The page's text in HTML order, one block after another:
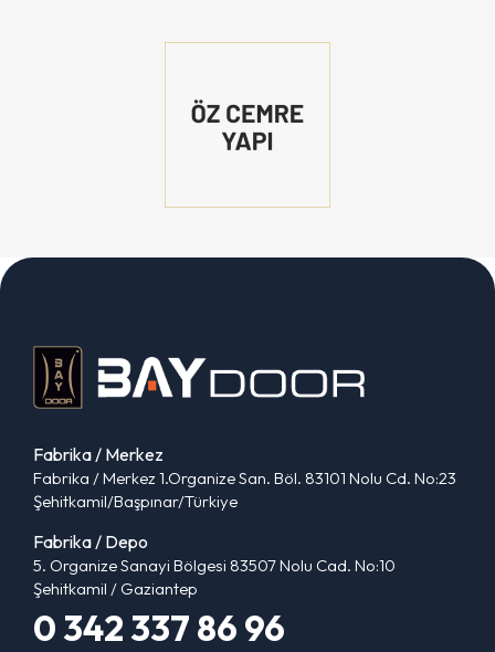
Fabrika / Merkez
Fabrika / Merkez 1.Organize San. Böl. 83101 Nolu Cd. No:23
Şehitkamil/Başpınar/Türkiye
Fabrika / Depo
5. Organize Sanayi Bölgesi 83507 Nolu Cad. No:10
Şehitkamil / Gaziantep
0 342 337 86 96